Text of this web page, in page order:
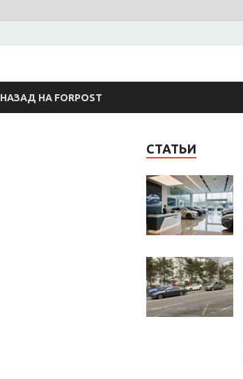
НАЗАД НА FORPOST
СТАТЬИ